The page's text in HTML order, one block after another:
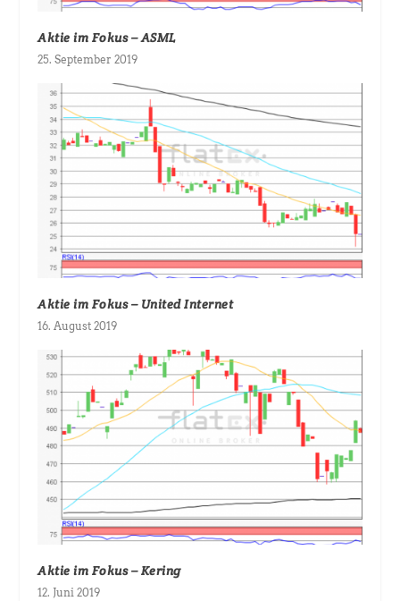
Aktie im Fokus – ASML
25. September 2019
Aktie im Fokus – United Internet
16. August 2019
Aktie im Fokus – Kering
12. Juni 2019